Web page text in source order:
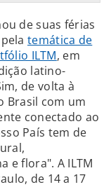
de suas férias
temática de
ILTM, em
latino-
de volta à
Brasil com um
conectado ao
País tem de
e flora". A ILTM
de 14 a 17